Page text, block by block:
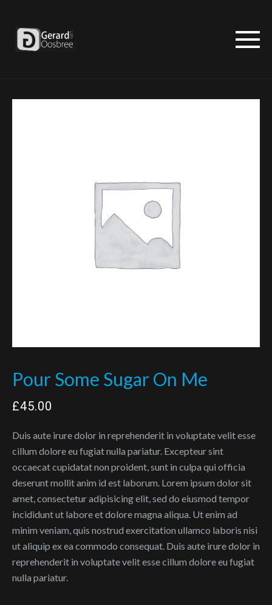
Pour Some Sugar On Me
£45.00
Duis aute irure dolor in reprehenderit in voluptate velit esse
cillum dolore eu fugiat nulla pariatur. Excepteur sint
occaecat cupidatat non proident, sunt in culpa qui officia
deserunt mollit anim id est laborum. Lorem ipsum dolor sit
amet, consectetur adipisicing elit, sed do eiusmod tempor
incididunt ut labore et dolore magna aliqua. Ut enim ad
minim veniam, quis nostrud exercitation ullamco laboris nisi
ut aliquip ex ea commodo consequat. Duis aute irure dolor in
reprehenderit in voluptate velit esse cillum dolore eu fugiat
nulla pariatur.